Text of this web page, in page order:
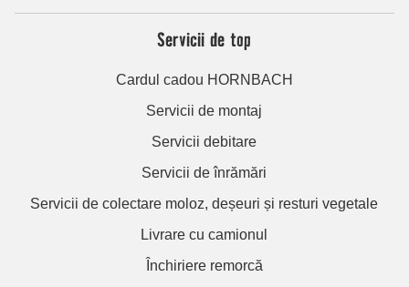
Servicii de top
Cardul cadou HORNBACH
Servicii de montaj
Servicii debitare
Servicii de înrămări
Servicii de colectare moloz, deșeuri și resturi vegetale
Livrare cu camionul
Închiriere remorcă